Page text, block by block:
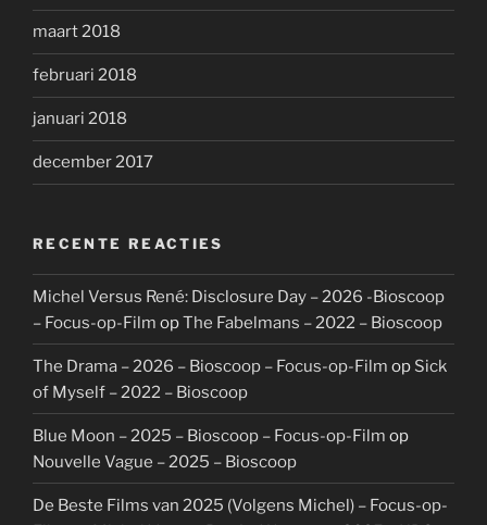
maart 2018
februari 2018
januari 2018
december 2017
RECENTE REACTIES
Michel Versus René: Disclosure Day – 2026 -Bioscoop
– Focus-op-Film opThe Fabelmans – 2022 – Bioscoop
The Drama – 2026 – Bioscoop – Focus-op-Film op Sick
of Myself – 2022 – Bioscoop
Blue Moon – 2025 – Bioscoop – Focus-op-Film op
Nouvelle Vague – 2025 – Bioscoop
De Beste Films van 2025 (Volgens Michel) – Focus-op-